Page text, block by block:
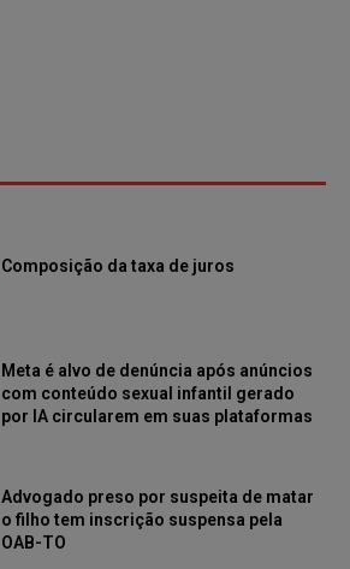
Composição da taxa de juros
Meta é alvo de denúncia após anúncios
com conteúdo sexual infantil gerado
por IA circularem em suas plataformas
Advogado preso por suspeita de matar
o filho tem inscrição suspensa pela
OAB-TO